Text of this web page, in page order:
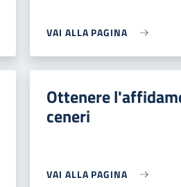
VAI ALLA PAGINA
Ottenere
ceneri
VAI ALLA PAGINA